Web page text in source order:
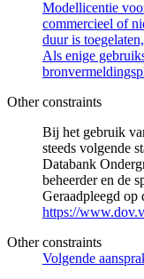
Modellicentie
commercieel of
duur is
Als enige
Other constraints
Bij het gebruik
steeds volgende
Databank
beheerder en de
Geraadpleegd
https://
Other constraints
Volgende